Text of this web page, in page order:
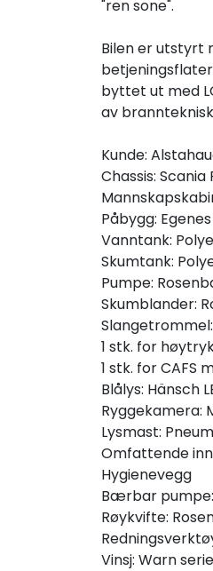
"ren sone".
Bilen er utstyrt
byttet ut med
av
Kunde:
Chassis:
Påbygg:
Vanntank:
Skumtank:
Pumpe:
Skumblander:
Slangetrommel:
1 stk. for
1 stk. for CAFS
Blålys: Hänsch
Ryggekamera:
Lysmast:
Omfattende
Hygienevegg
Bærbar
Røykvifte:
Vinsj: Warn